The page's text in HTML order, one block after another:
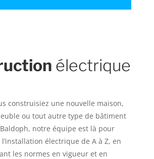
électrique
construisiez une nouvelle maison,
ou tout autre type de bâtiment
notre équipe est là pour
électrique de A à Z, en
les normes en vigueur et en